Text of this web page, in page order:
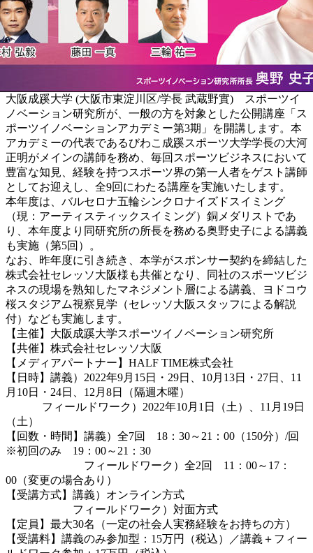
大阪成蹊大学 (大阪市東淀川区/学長 武蔵野實) スポーツイ
ノベーション研究所が、一般の方を対象とした公開講座「ス
ポーツイノベーションアカデミー第3期」を開講します。本
アカデミーの代表であるびわこ成蹊スポーツ大学学長の大河
正明がメインの講師を務め、毎回スポーツビジネスにおいて
豊富な知見、経験を持つスポーツ界の第一人者をゲスト講師
としてお迎えし、全9回にわたる講座を実施いたします。
本年度は、バルセロナ五輪シンクロナイズドスイミング
（現：アーティスティックスイミング）銅メダリストであ
り、本年度より同研究所の所長を務める奥野史子による講義
も実施（第5回）。
なお、昨年度に引き続き、本学がスポンサー契約を締結した
株式会社セレッソ大阪様も共催となり、同社のスポーツビジ
ネスの現場を熟知したマネジメント層による講義、ヨドコウ
桜スタジアム視察見学（セレッソ大阪スタッフによる解説
付）なども実施します。
【主催】大阪成蹊大学スポーツイノベーション研究所
【共催】株式会社セレッソ大阪
【メディアパートナー】HALF TIME株式会社
【日時】講義）2022年9月15日・29日、10月13日・27日、11
月10日・24日、12月8日（隔週木曜）
フィールドワーク）2022年10月1日（土）、11月19日
（土）
【回数・時間】講義）全7回 18：30～21：00（150分）/回
※初回のみ 19：00～21：30
フィールドワーク）全2回 11：00～17：
00（変更の場合あり）
【受講方式】講義）オンライン方式
フィールドワーク）対面方式
【定員】最大30名（一定の社会人実務経験をお持ちの方）
【受講料】講義のみ参加型：15万円（税込）／講義＋フィー